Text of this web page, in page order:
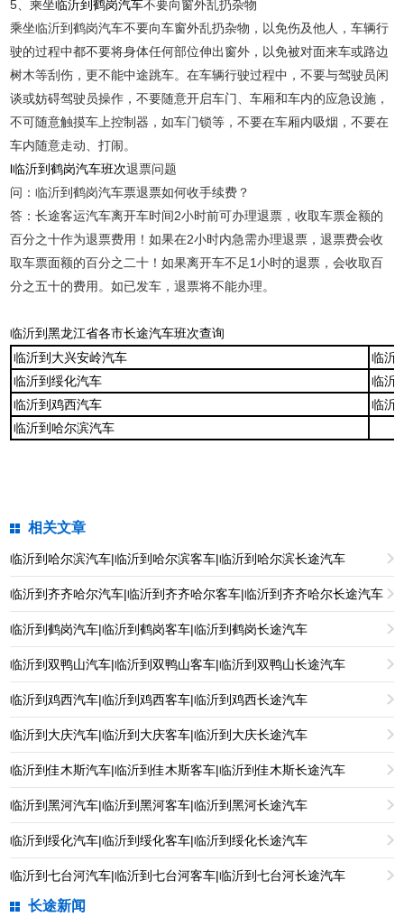
5、乘坐临沂到鹤岗汽车不要向窗外乱扔杂物
乘坐临沂到鹤岗汽车不要向车窗外乱扔杂物，以免伤及他人，车辆行
驶的过程中都不要将身体任何部位伸出窗外，以免被对面来车或路边
树木等刮伤，更不能中途跳车。在车辆行驶过程中，不要与驾驶员闲
谈或妨碍驾驶员操作，不要随意开启车门、车厢和车内的应急设施，
不可随意触摸车上控制器，如车门锁等，不要在车厢内吸烟，不要在
车内随意走动、打闹。
l临沂到鹤岗汽车班次退票问题
问：临沂到鹤岗汽车票退票如何收手续费？
答：长途客运汽车离开车时间2小时前可办理退票，收取车票金额的
百分之十作为退票费用！如果在2小时内急需办理退票，退票费会收
取车票面额的百分之二十！如果离开车不足1小时的退票，会收取百
分之五十的费用。如已发车，退票将不能办理。
临沂到黑龙江省各市长途汽车班次查询
临沂到大兴安岭汽车
临沂
临沂到绥化汽车
临沂
临沂到鸡西汽车
临沂
临沂到哈尔滨汽车
相关文章
临沂到哈尔滨汽车|临沂到哈尔滨客车|临沂到哈尔滨长途汽车
临沂到齐齐哈尔汽车|临沂到齐齐哈尔客车|临沂到齐齐哈尔长途汽车
临沂到鹤岗汽车|临沂到鹤岗客车|临沂到鹤岗长途汽车
临沂到双鸭山汽车|临沂到双鸭山客车|临沂到双鸭山长途汽车
临沂到鸡西汽车|临沂到鸡西客车|临沂到鸡西长途汽车
临沂到大庆汽车|临沂到大庆客车|临沂到大庆长途汽车
临沂到佳木斯汽车|临沂到佳木斯客车|临沂到佳木斯长途汽车
临沂到黑河汽车|临沂到黑河客车|临沂到黑河长途汽车
临沂到绥化汽车|临沂到绥化客车|临沂到绥化长途汽车
临沂到七台河汽车|临沂到七台河客车|临沂到七台河长途汽车
长途新闻